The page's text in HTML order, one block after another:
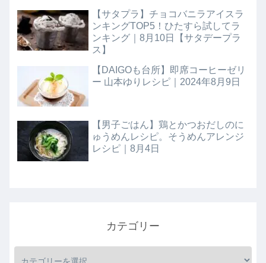
【サタプラ】チョコバニラアイスラ
ンキングTOP5！ひたすら試してラ
ンキング｜8月10日【サタデープラ
ス】
【DAIGOも台所】即席コーヒーゼリ
ー 山本ゆりレシピ｜2024年8月9日
【男子ごはん】鶏とかつおだしのに
ゅうめんレシピ。そうめんアレンジ
レシピ｜8月4日
カテゴリー